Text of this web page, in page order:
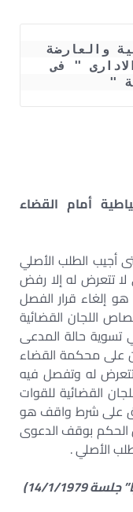
والختامية أمام القضاء الادارى " فى
"
أمام القضاء
أجيب الطلب الأصلي
تتعرض له إلا رفض
إلغاء قرار الفصل
اللجان القضائية
تسوية حالة المدعى
على محكمة القضاء
تتعرض له وتفصل فيه
القضائية للقوات
على شرط واقف هو
الحكم بوقف الدعوى
الأصلي .